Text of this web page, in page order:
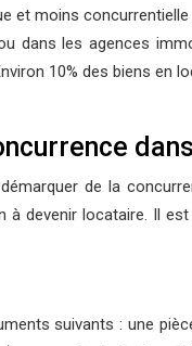
moins
les agences
10% des biens en
de la
devenir locataire. Il
suivants : une